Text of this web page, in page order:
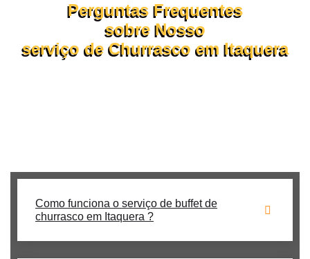
Perguntas Frequentes
sobre Nosso
serviço de Churrasco em Itaquera
Como funciona o serviço de buffet de
churrasco em Itaquera ?